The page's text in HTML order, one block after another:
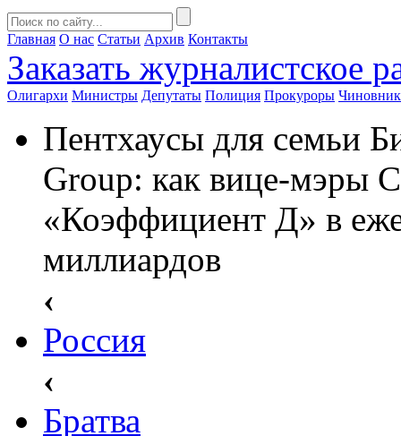
Главная О нас Статьи Архив Контакты
Заказать журналистское
Олигархи Министры Депутаты Полиция Прокуроры
Пентхаусы для семьи
Group: как вице-мэры
«Коэффициент Д» в
миллиардов
‹
Россия
‹
Братва